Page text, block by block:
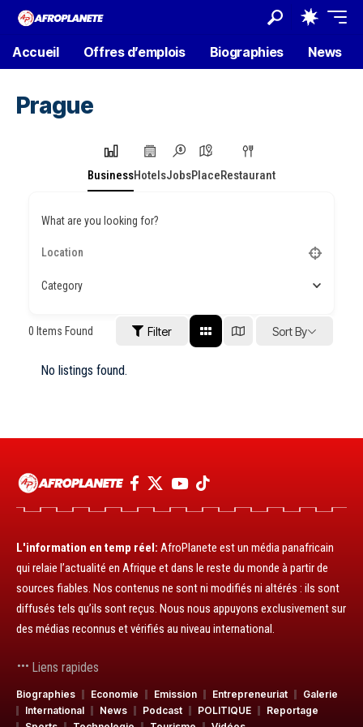
Accueil Offres d’emplois Biographies News
Prague
BusinessHotelsJobsPlaceRestaurant
What are you looking for?
Category
0 Items Found Filter Sort By
No listings found.
L'information en temp réel: AfroPlanete est un média panafricain
qui relaie l’actualité en Afrique et dans le reste du monde à partir de
sources fiables. Nos contenus ne sont ni modifiés ni altérés : ils sont
diffusés tels qu’ils sont reçus. Nous nous appuyons exclusivement sur
des médias reconnus et vérifiés au niveau international.
Liens rapides
Biographies Economie Emission Entrepreneuriat
Galerie
International
News Podcast POLITIQUE
Reportage